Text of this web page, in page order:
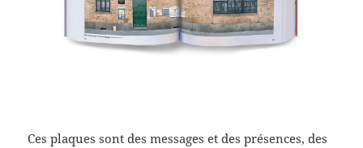
Ces plaques sont des messages et des présences, des